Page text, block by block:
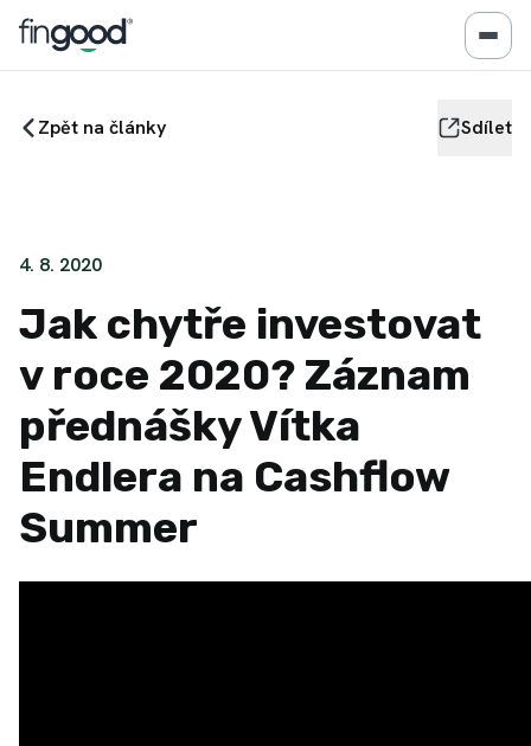
Zpět na články Sdílet
4. 8. 2020
Jak chytře investovat
v roce 2020? Záznam
přednášky Vítka
Endlera na Cashflow
Summer